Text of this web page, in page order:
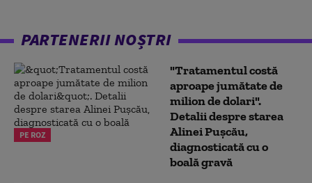
PARTENERII NOȘTRI
PE ROZ
"Tratamentul costă
aproape jumătate de
milion de dolari".
Detalii despre starea
Alinei Pușcău,
diagnosticată cu o
boală gravă